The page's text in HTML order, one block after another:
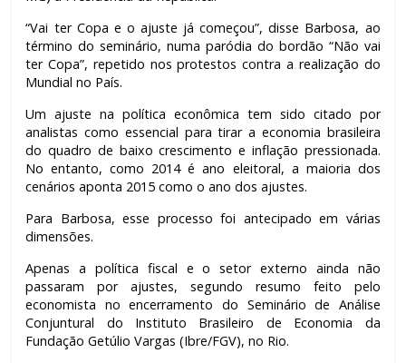
“Vai ter Copa e o ajuste já começou”, disse Barbosa, ao
término do seminário, numa paródia do bordão “Não vai
ter Copa”, repetido nos protestos contra a realização do
Mundial no País.
Um ajuste na política econômica tem sido citado por
analistas como essencial para tirar a economia brasileira
do quadro de baixo crescimento e inflação pressionada.
No entanto, como 2014 é ano eleitoral, a maioria dos
cenários aponta 2015 como o ano dos ajustes.
Para Barbosa, esse processo foi antecipado em várias
dimensões.
Apenas a política fiscal e o setor externo ainda não
passaram por ajustes, segundo resumo feito pelo
economista no encerramento do Seminário de Análise
Conjuntural do Instituto Brasileiro de Economia da
Fundação Getúlio Vargas (Ibre/FGV), no Rio.